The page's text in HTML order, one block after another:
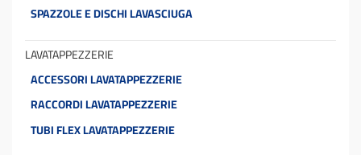
SPAZZOLE E DISCHI LAVASCIUGA
LAVATAPPEZZERIE
ACCESSORI LAVATAPPEZZERIE
RACCORDI LAVATAPPEZZERIE
TUBI FLEX LAVATAPPEZZERIE